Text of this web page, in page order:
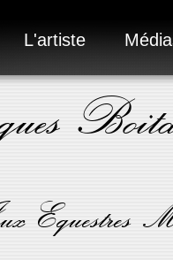
L'artiste
Equestres